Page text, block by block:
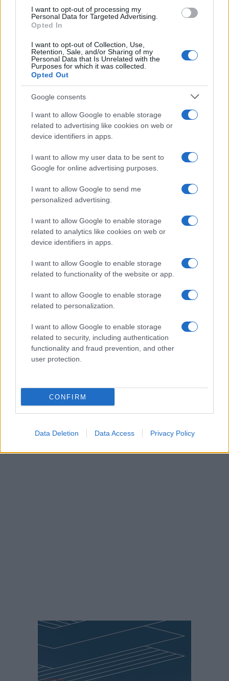
I want to opt-out of processing my
Personal Data for Targeted Advertising.
Opted In
I want to opt-out of Collection, Use,
Retention, Sale, and/or Sharing of my
Personal Data that Is Unrelated with the
Purposes for which it was collected.
Opted Out
Google consents
I want to allow Google to enable storage
related to advertising like cookies on web or
device identifiers in apps.
I want to allow my user data to be sent to
Google for online advertising purposes.
I want to allow Google to send me
personalized advertising.
I want to allow Google to enable storage
related to analytics like cookies on web or
device identifiers in apps.
I want to allow Google to enable storage
related to functionality of the website or app.
I want to allow Google to enable storage
related to personalization.
I want to allow Google to enable storage
related to security, including authentication
functionality and fraud prevention, and other
user protection.
CONFIRM
Data Deletion Data Access Privacy Policy
ΚΟΙΝΩΝΊΑ
Πτολεμαϊδιώτη Μπάμπη Διαμαντίδη στο X:
“Χαίρομαι πάρα πολύ όταν τα διαβάζω αυτά”
ΑΠΌE-PTOLEMEOS TEAM 7 ΑΥΓΟΎΣΤΟΥ 2026, 6:59 ΜΜ
ΠΕΡΙΣΣΌΤΕΡΑDETAILS